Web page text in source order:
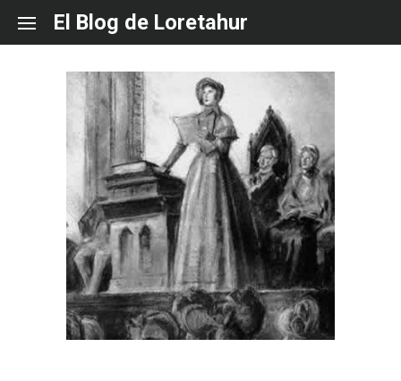
content
El Blog de Loretahur